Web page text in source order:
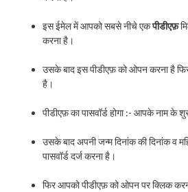
इस ईमेल में आपको सबसे नीचे एकपीडीएफ़
करना है।
उसके बाद इस पीडीएफ़ को ओपन करना है फिर
है।
पीडीएफ़ का पासवॉर्ड होगा :- आपके नाम के
उसके बाद अपनी जन्म दिनांक की दिनांक व
पासवॉर्ड दर्ज करना है।
फिर आपको पीडीएफ़ को ओपन पर क्लिक